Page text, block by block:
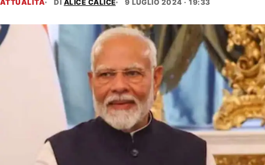
ATTUALITÀ DI ALICE CALICE 9 LUGLIO 2024 · 19:33